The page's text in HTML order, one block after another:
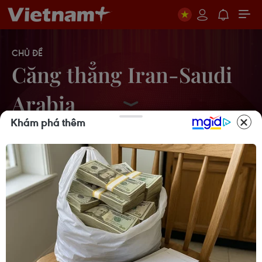
CHỦ ĐỀ
Căng thẳng Iran-Saudi
Arabia
Iran, Saudi Arabia trao đổi đại sứ sau
khi nối lại quan hệ ngoại giao
06/09/2023 00:50
Saudi Arabia và Iran thảo luận cơ hội
Khám phá thêm